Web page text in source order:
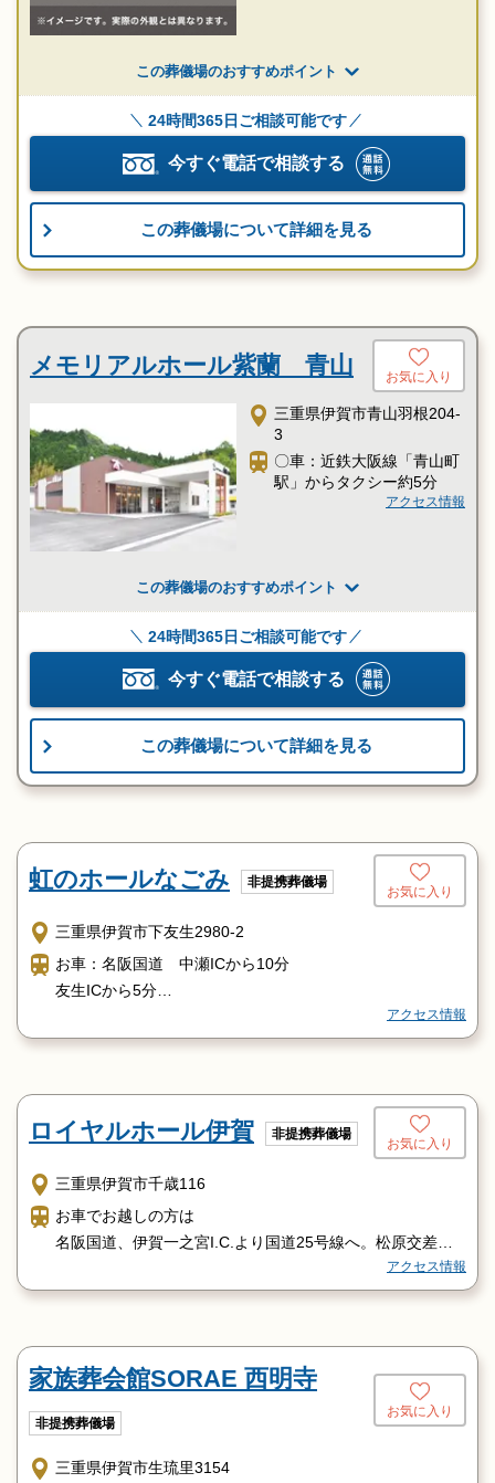
この葬儀場のおすすめポイント
24時間365日ご相談可能です
今すぐ電話で相談する
この葬儀場について詳細を見る
メモリアルホール紫蘭 青山 お気に入り
三重県伊賀市青山羽根204-
3
〇車：近鉄大阪線「青山町
駅」からタクシー約5分
アクセス情報
この葬儀場のおすすめポイント
24時間365日ご相談可能です
今すぐ電話で相談する
この葬儀場について詳細を見る
虹のホールなごみ 非提携葬儀場
お気に入り
三重県伊賀市下友生2980-2
お車：名阪国道 中瀬ICから10分
友生ICから5分
アクセス情報
ロイヤルホール伊賀 非提携葬儀場
お気に入り
三重県伊賀市千歳116
お車でお越しの方は
名阪国道、伊賀一之宮I.C.より国道25号線へ。松原交差点
電車でお越しの方は
線 佐那具駅より徒歩約15分
アクセス情報
家族葬会館SORAE 西明寺
非提携葬儀場
お気に入り
三重県伊賀市生琉里3154